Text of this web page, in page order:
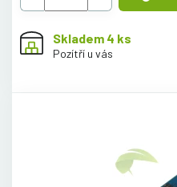
Skladem 4 ks
Pozítří u vás